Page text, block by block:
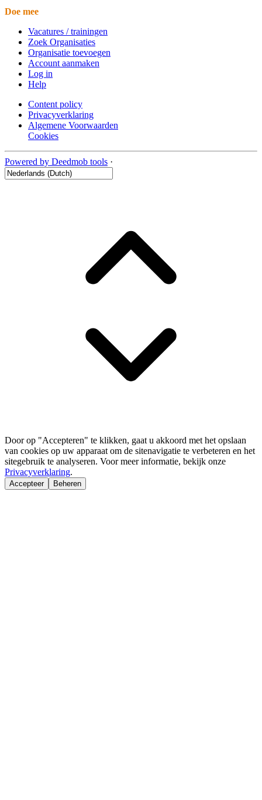
Doe mee
Vacatures / trainingen
Zoek Organisaties
Organisatie toevoegen
Account aanmaken
Log in
Help
Content policy
Privacyverklaring
Algemene Voorwaarden
Cookies
Powered by Deedmob tools ·
Door op "Accepteren" te klikken, gaat u akkoord met het opslaan
van cookies op uw apparaat om de sitenavigatie te verbeteren en het
sitegebruik te analyseren. Voor meer informatie, bekijk onze
Privacyverklaring.
Accepteer Beheren